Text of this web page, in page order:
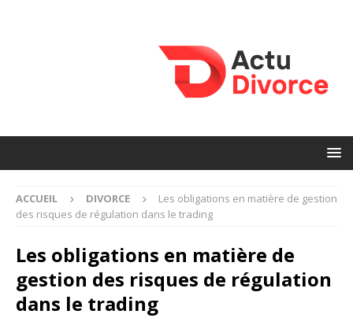
ACCUEIL DIVORCE
Les obligations en matière de gestion
des risques de régulation dans le trading
Les obligations en matière de
gestion des risques de régulation
dans le trading